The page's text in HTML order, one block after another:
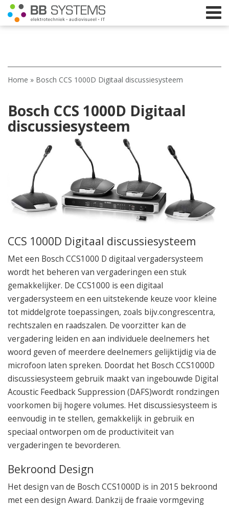
Home
Beeld
Geluid
Elektrotechniek
Webshop
Route
Home » Bosch CCS 1000D Digitaal discussiesysteem
Bosch CCS 1000D Digitaal
discussiesysteem
CCS 1000D Digitaal discussiesysteem
Met een Bosch CCS1000 D digitaal vergadersysteem
wordt het beheren van vergaderingen een stuk
gemakkelijker. De CCS1000 is een digitaal
vergadersysteem en een uitstekende keuze voor kleine
tot middelgrote toepassingen, zoals bijv.congrescentra,
rechtszalen en raadszalen. De voorzitter kan de
vergadering leiden en aan individuele deelnemers het
woord geven of meerdere deelnemers gelijktijdig via de
microfoon laten spreken. Doordat het Bosch CCS1000D
discussiesysteem gebruik maakt van ingebouwde Digital
Acoustic Feedback Suppression (DAFS)wordt rondzingen
voorkomen bij hogere volumes. Het discussiesysteem is
eenvoudig in te stellen, gemakkelijk in gebruik en
speciaal ontworpen om de productiviteit van
vergaderingen te bevorderen.
Bekroond Design
Het design van de Bosch CCS1000D is in 2015 bekroond
met een design Award. Dankzij de fraaie vormgeving